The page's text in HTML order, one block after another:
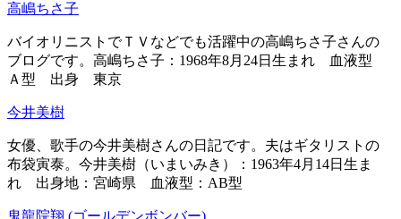
高嶋ちさ子
バイオリニストでＴＶなどでも活躍中の高嶋ちさ子さんの
ブログです。高嶋ちさ子：1968年8月24日生まれ 血液型
Ａ型 出身 東京
今井美樹
女優、歌手の今井美樹さんの日記です。夫はギタリストの
布袋寅泰。今井美樹（いまいみき）：1963年4月14日生ま
れ 出身地：宮崎県 血液型：AB型
鬼龍院翔 (ゴールデンボンバー)